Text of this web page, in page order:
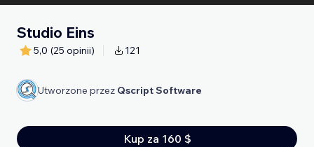
Studio Eins
5,0 (25 opinii) 121
Utworzone przez Qscript Software
Kup za 160 $